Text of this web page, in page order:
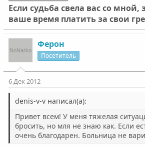
Если судьба свела вас со
ваше время платить за свои
Ферон
Посетитель
6 Дек 2012
denis-v-v написал(а):
Привет всем! У меня тяжелая
бросить, но мля не знаю как. Если
очень благодарен. Больница не